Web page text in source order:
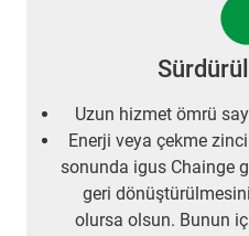
Uzun hizmet ömrü
Enerji veya çekme
sonunda igus Chainge
geri
olursa olsun. Bunun